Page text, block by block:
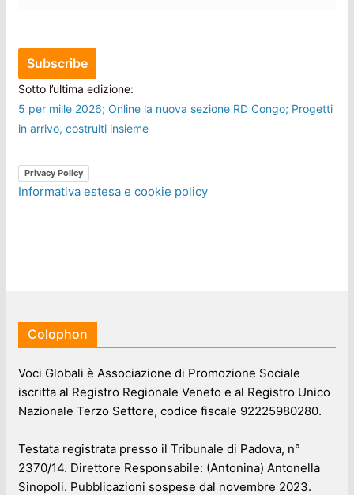
Sotto l’ultima edizione:
5 per mille 2026; Online la nuova sezione RD Congo; Progetti
in arrivo, costruiti insieme
Privacy Policy
Informativa estesa e cookie policy
Colophon
Voci Globali è Associazione di Promozione Sociale
iscritta al Registro Regionale Veneto e al Registro Unico
Nazionale Terzo Settore, codice fiscale 92225980280.
Testata registrata presso il Tribunale di Padova, n°
2370/14. Direttore Responsabile: (Antonina) Antonella
Sinopoli. Pubblicazioni sospese dal novembre 2023.